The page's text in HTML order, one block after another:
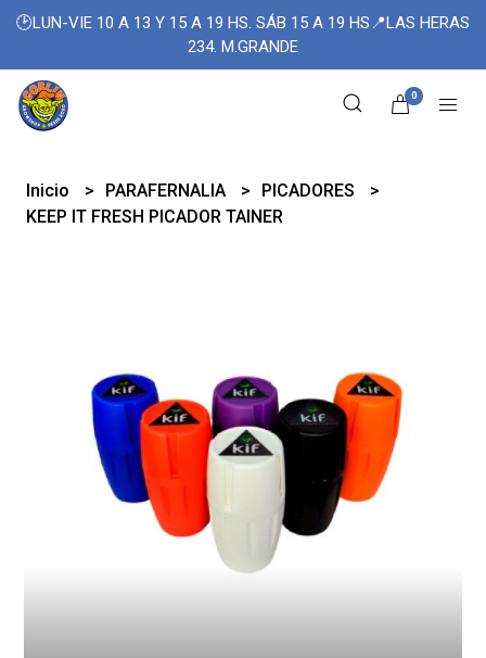
🕑LUN-VIE 10 A 13 Y 15 A 19 HS. SÁB 15 A 19 HS📍LAS HERAS
234. M.GRANDE
0
Inicio PARAFERNALIA
PICADORES
KEEP IT FRESH PICADOR TAINER